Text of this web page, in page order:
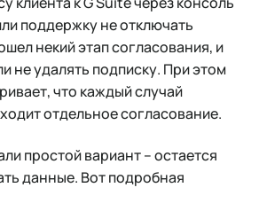
поддержку не отключать
некий этап согласования, и
не удалять подписку. При этом
что каждый случай
отдельное согласование.
простой вариант – остается
данные. Вот подробная